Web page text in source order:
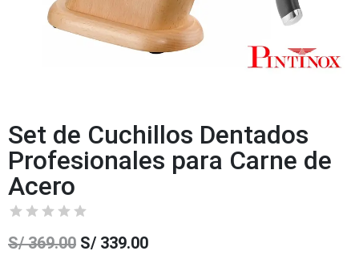
Set de Cuchillos Dentados
Profesionales para Carne de
Acero
S/369.00 S/ 339.00